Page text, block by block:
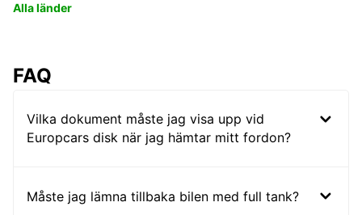
Alla länder
FAQ
Vilka dokument måste jag visa upp vid
Europcars disk när jag hämtar mitt fordon?
Måste jag lämna tillbaka bilen med full tank?